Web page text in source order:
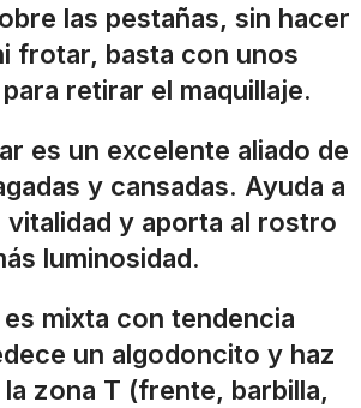
las pestañas, sin hacer
frotar, basta con unos
retirar el maquillaje.
es un excelente aliado de
y cansadas. Ayuda a
vitalidad y aporta al rostro
luminosidad.
mixta con tendencia
un algodoncito y haz
zona T (frente, barbilla,